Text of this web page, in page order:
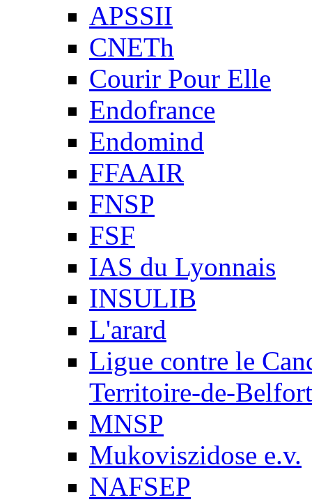
APSSII
CNETh
Courir Pour Elle
Endofrance
Endomind
FFAAIR
FNSP
FSF
IAS du Lyonnais
INSULIB
L'arard
Ligue contre le
Territoire-de-Belfort
MNSP
Mukoviszidose e.v.
NAFSEP